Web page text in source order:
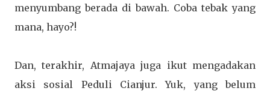
menyumbang berada di bawah. Coba tebak yang
mana, hayo?!
Dan, terakhir, Atmajaya juga ikut mengadakan
aksi sosial Peduli Cianjur. Yuk, yang belum